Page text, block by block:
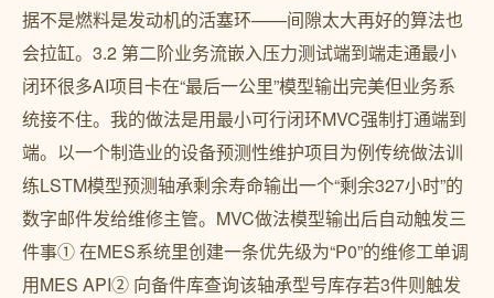
据不是燃料是发动机的活塞环——间隙太大再好的算法也
会拉缸。3.2 第二阶业务流嵌入压力测试端到端走通最小
闭环很多AI项目卡在“最后一公里”模型输出完美但业务系
统接不住。我的做法是用最小可行闭环MVC强制打通端到
端。以一个制造业的设备预测性维护项目为例传统做法训
练LSTM模型预测轴承剩余寿命输出一个“剩余327小时”的
数字邮件发给维修主管。MVC做法模型输出后自动触发三
件事① 在MES系统里创建一条优先级为“P0”的维修工单调
用MES API② 向备件库查询该轴承型号库存若3件则触发